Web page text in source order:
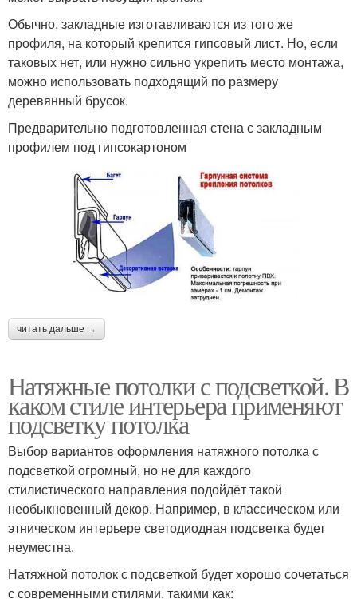
Обычно, закладные изготавливаются из того же
профиля, на который крепится гипсовый лист. Но, если
таковых нет, или нужно сильно укрепить место монтажа,
можно использовать подходящий по размеру
деревянный брусок.
Предварительно подготовленная стена с закладным
профилем под гипсокартоном
читать дальше →
Натяжные потолки с подсветкой. В
каком стиле интерьера применяют
подсветку потолка
Выбор вариантов оформления натяжного потолка с
подсветкой огромный, но не для каждого
стилистического направления подойдёт такой
необыкновенный декор. Например, в классическом или
этническом интерьере светодиодная подсветка будет
неуместна.
Натяжной потолок с подсветкой будет хорошо сочетаться
с современными стилями, такими как: